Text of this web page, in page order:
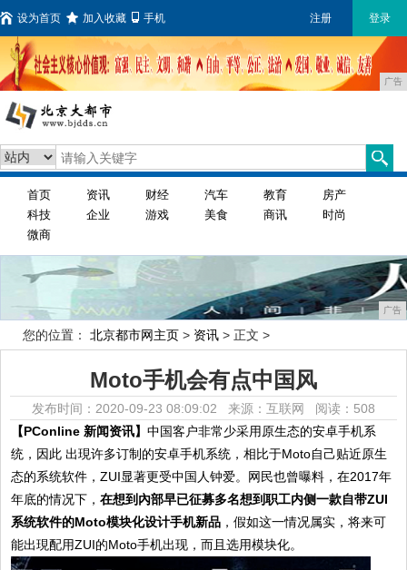
设为首页 加入收藏 手机 注册 登录
广告
首页 资讯 财经 汽车 教育
房产
科技
企业 游戏 美食 商讯
时尚
微商
广告
您的位置： 北京都市网主页 > 资讯 > 正文 >
Moto手机会有点中国风
发布时间：2020-09-23 08:09:02 来源：互联网 阅读：508
【PConline 新闻资讯】中国客户非常少采用原生态的安卓手机系
统，因此 出現许多订制的安卓手机系统，相比于Moto自己贴近原生
态的系统软件，ZUI显著更受中国人钟爱。网民也曾曝料，在2017年
年底的情况下，在想到內部早已征募多名想到职工内侧一款自带ZUI
系统软件的Moto模块化设计手机新品 ，假如这一情况属实，将来可
能出現配用ZUI的Moto手机出现，而且选用模块化。